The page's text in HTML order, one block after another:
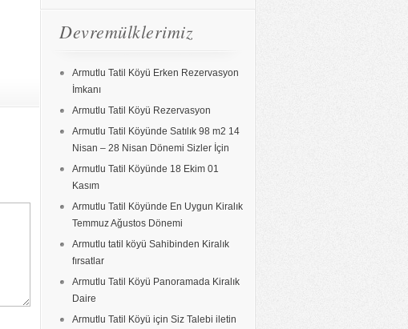
Devremülklerimiz
Armutlu Tatil Köyü Erken Rezervasyon
İmkanı
Armutlu Tatil Köyü Rezervasyon
Armutlu Tatil Köyünde Satılık 98 m2 14
Nisan – 28 Nisan Dönemi Sizler İçin
Armutlu Tatil Köyünde 18 Ekim 01
Kasım
Armutlu Tatil Köyünde En Uygun Kiralık
Temmuz Ağustos Dönemi
Armutlu tatil köyü Sahibinden Kiralık
fırsatlar
Armutlu Tatil Köyü Panoramada Kiralık
Daire
Armutlu Tatil Köyü için Siz Talebi iletin